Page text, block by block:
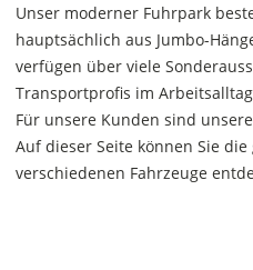
Unser moderner Fuhrpark
hauptsächlich aus Jumbo-
verfügen über viele
Transportprofis im
Für unsere Kunden sind
Auf dieser Seite können Sie
verschiedenen Fahrzeuge